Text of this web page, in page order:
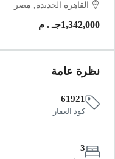
القاهرة الجديدة, مصر
1,342,000جـ . م
نظرة عامة
61921
كود العقار
3